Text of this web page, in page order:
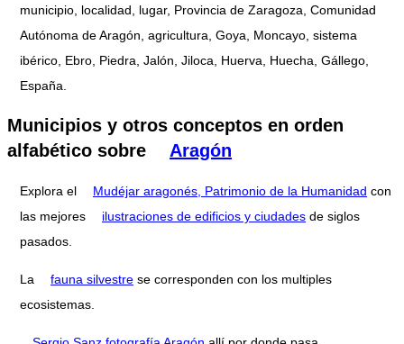
municipio, localidad, lugar, Provincia de Zaragoza, Comunidad
Autónoma de Aragón, agricultura, Goya, Moncayo, sistema
ibérico, Ebro, Piedra, Jalón, Jiloca, Huerva, Huecha, Gállego,
España.
Municipios y otros conceptos en orden
alfabético sobre
Aragón
Explora el Mudéjar aragonés, Patrimonio de la Humanidad con
las mejores
ilustraciones de edificios y ciudades de siglos
pasados.
La fauna silvestre se corresponden con los multiples
ecosistemas.